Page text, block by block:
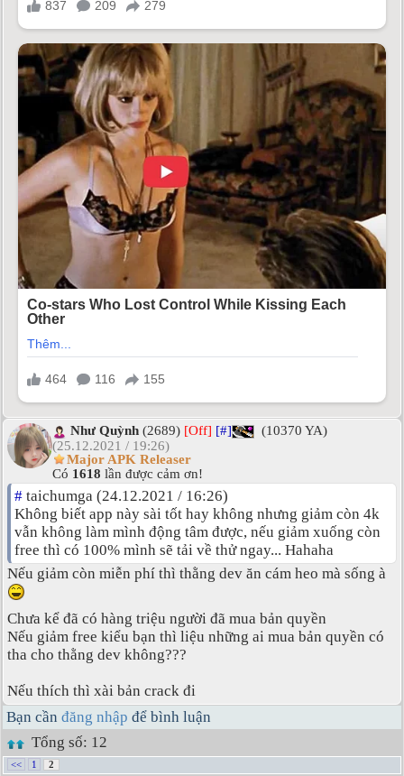
Như Quỳnh (2689) [Off] [#]
(10370 YA)
(25.12.2021 / 19:26)
Major APK Releaser
Có 1618 lần được cảm ơn!
# taichumga (24.12.2021 / 16:26)
Không biết app này sài tốt hay không nhưng giảm còn 4k
vẫn không làm mình động tâm được, nếu giảm xuống còn
free thì có 100% mình sẽ tải về thử ngay... Hahaha
Nếu giảm còn miễn phí thì thằng dev ăn cám heo mà sống à
Chưa kể đã có hàng triệu người đã mua bản quyền
Nếu giảm free kiểu bạn thì liệu những ai mua bản quyền có
tha cho thằng dev không???
Nếu thích thì xài bản crack đi
Bạn cần đăng nhập để bình luận
Tổng số: 12
<< 1 2